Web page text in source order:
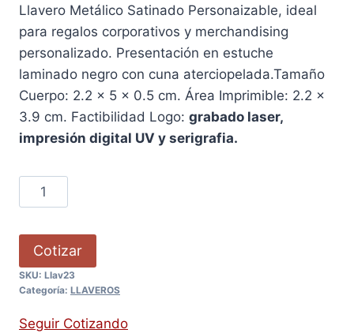
Llavero Metálico Satinado Personaizable, ideal
para regalos corporativos y merchandising
personalizado. Presentación en estuche
laminado negro con cuna aterciopelada.Tamaño
Cuerpo: 2.2 x 5 x 0.5 cm. Área Imprimible: 2.2 x
3.9 cm. Factibilidad Logo: grabado laser,
impresión digital UV y serigrafia.
Cotizar
SKU: Llav23
Categoría: LLAVEROS
Seguir Cotizando